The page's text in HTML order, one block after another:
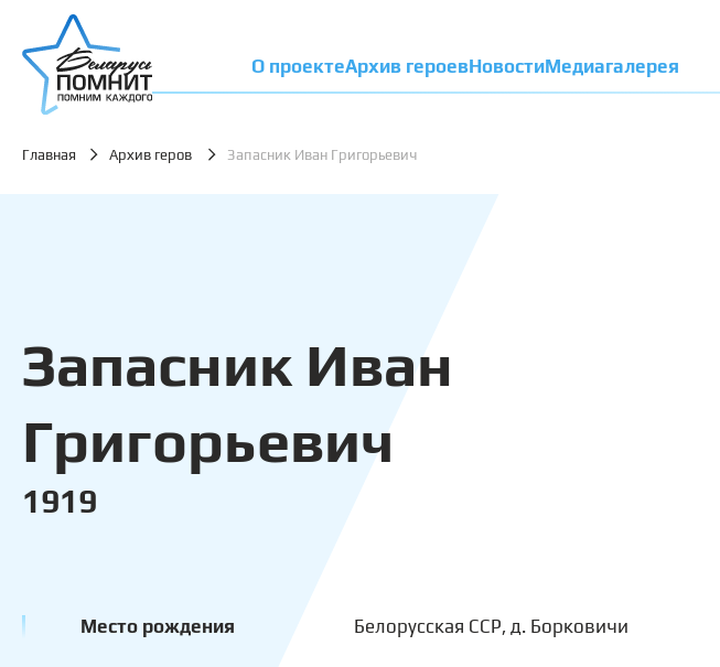
О проектеАрхив героевНовостиМедиагалерея
Главная Архив геров Запасник Иван Григорьевич
Запасник Иван
Григорьевич
1919
Место рождения Белорусская ССР, д. Борковичи